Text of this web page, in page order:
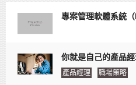
專案管理軟體系統
你就是自己的產品
產品經理 職場策略